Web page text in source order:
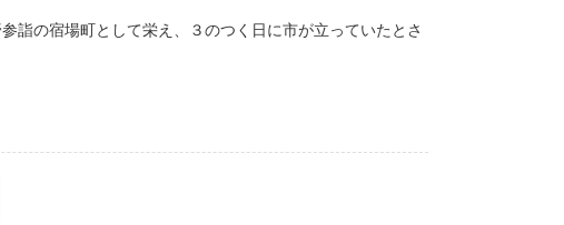
詣の宿場町として栄え、３のつく日に市が立っていたとさ